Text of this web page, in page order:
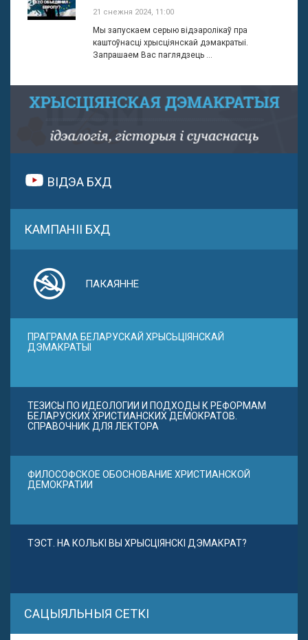
21 снежня 2024, 11:00
Мы запускаем серыю відэаролікаў пра
каштоўнасці хрысціянскай дэмакратыі.
Запрашаем Вас паглядзець ...
ВІДЭА БХД
КАМПАНІІ БХД
ПАКАЯННЕ
ПРАГРАМА БЕЛАРУСКАЙ ХРЫСЬЦІЯНСКАЙ
ДЭМАКРАТЫІ
ТЕЗИСЫ ПО ИДЕОЛОГИИ И ПОДХОДЫ К РЕФОРМАМ
БЕЛАРУСКИХ ХРИСТИАНСКИХ ДЕМОКРАТОВ.
СПРАВОЧНИК ДЛЯ ЛЕКТОРА
ФИЛОСОФСКОЕ ОБОСНОВАНИЕ ХРИСТИАНСКОЙ
ДЕМОКРАТИИ
ТЭСТ. НА КОЛЬКІ ВЫ ХРЫСЦІЯНСКІ ДЭМАКРАТ?
САЦЫЯЛЬНЫЯ СЕТКІ